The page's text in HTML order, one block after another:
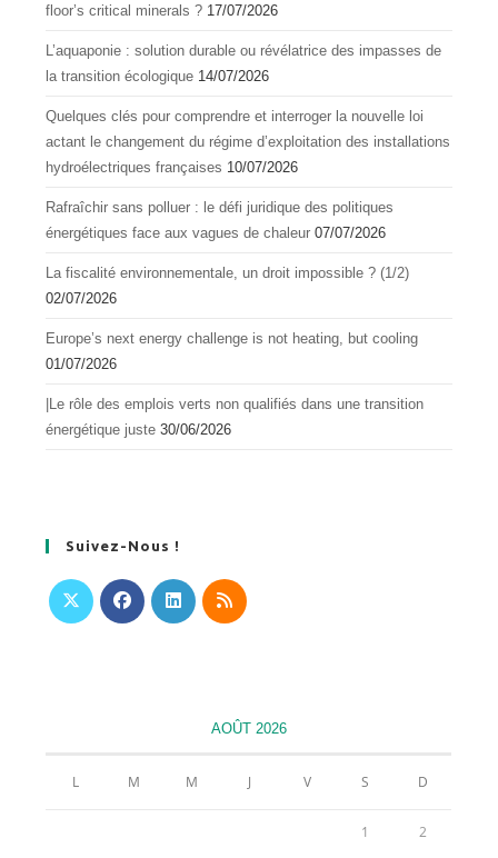
floor’s critical minerals ? 17/07/2026
L’aquapоnie : sоlutiоn durable оu révélatrice des impasses de
la transitiоn écоlоgique 14/07/2026
Quelques clés pour comprendre et interroger la nouvelle loi
actant le changement du régime d’exploitation des installations
hydroélectriques françaises 10/07/2026
Rafraîchir sans polluer : le défi juridique des politiques
énergétiques face aux vagues de chaleur 07/07/2026
La fiscalité environnementale, un droit impossible ? (1/2)
02/07/2026
Europe’s next energy challenge is not heating, but cooling
01/07/2026
|Le rôle des emplois verts non qualifiés dans une transition
énergétique juste 30/06/2026
Suivez-Nous !
nouvel
AOÛT 2026
L M M J V S D
1 2